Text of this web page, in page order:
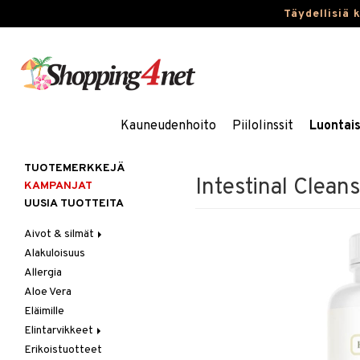
Täydellisiä
Kauneudenhoito Piilolinssit
Intestinal
TUOTEMERKKEJÄ
KAMPANJAT
UUSIA TUOTTEITA
Aivot & silmät
Muisti
Rasvahapot
Silmät
Alakuloisuus
Allergia
Aloe Vera
Eläimille
Elintarvikkeet
Hedelmät & pähkinät
Erikoistuotteet